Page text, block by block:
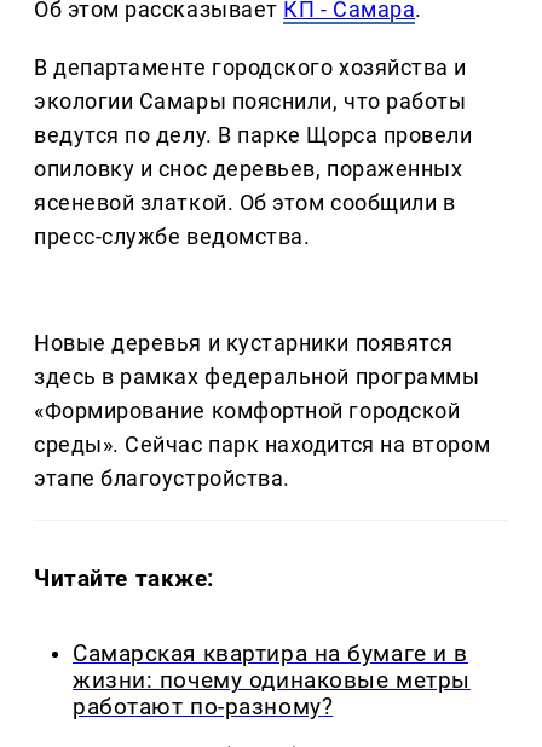
Об этом рассказывает КП - Самара.
В департаменте городского хозяйства и
экологии Самары пояснили, что работы
ведутся по делу. В парке Щорса провели
опиловку и снос деревьев, пораженных
ясеневой златкой. Об этом сообщили в
пресс-службе ведомства.
Новые деревья и кустарники появятся
здесь в рамках федеральной программы
«Формирование комфортной городской
среды». Сейчас парк находится на втором
этапе благоустройства.
Читайте также:
Самарская квартира на бумаге и в
жизни: почему одинаковые метры
работают по-разному?